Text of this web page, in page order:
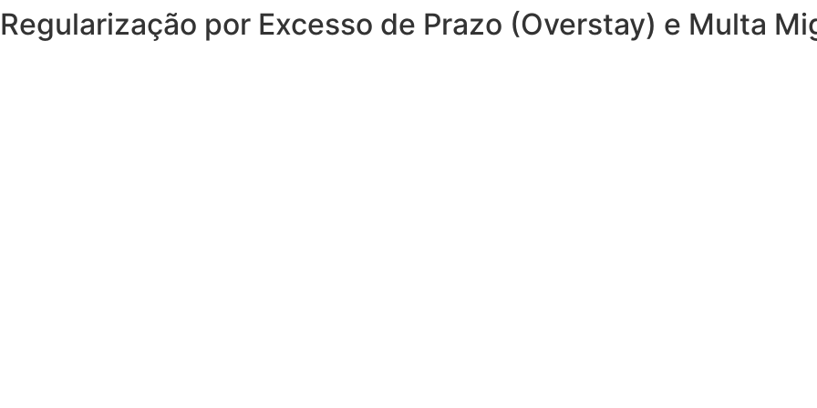
Regularização por Excesso de Prazo (Overstay) e Multa